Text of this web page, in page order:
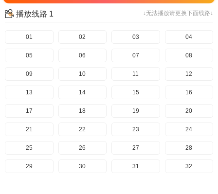
↓无法播放请更换下面线路↓
播放线路 1
01 02 03 04
05 06 07 08
09 10 11 12
13 14 15 16
17 18 19 20
21 22 23 24
25 26 27 28
29 30 31 32